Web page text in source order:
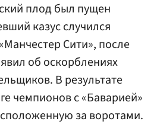
плод был пущен
казус случился
Сити», после
об оскорблениях
В результате
чемпионов с «Баварией»
за воротами.